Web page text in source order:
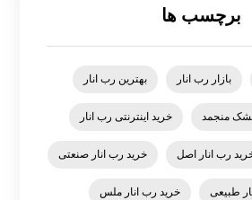
برچسب ها
بازار رب انار بهترین رب انار
منجمد خرید اینترنتی رب انار
رب انار اصل خرید رب انار صنعتی
طبیعی خرید رب انار ملس